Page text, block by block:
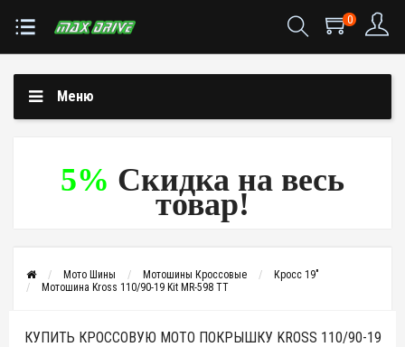
0
Меню
5% Скидка на весь
товар!
Мото Шины Мотошины Кроссовые
Кросс 19"
Мотошина Kross 110/90-19 Kit MR-598 TT
КУПИТЬ КРОССОВУЮ МОТО ПОКРЫШКУ KROSS 110/90-19